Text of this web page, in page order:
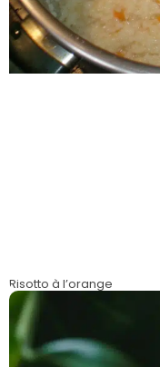
Risotto à l’orange